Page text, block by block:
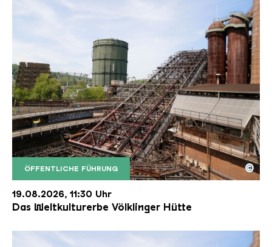
ÖFFENTLICHE FÜHRUNG
Der Erzschrägaufzug der Völklinger Hütte mit
Copyright: Weltkulturerbe Völklinger Hütte | Karl
©
19.08.2026, 11:30 Uhr
Das Weltkulturerbe Völklinger Hütte